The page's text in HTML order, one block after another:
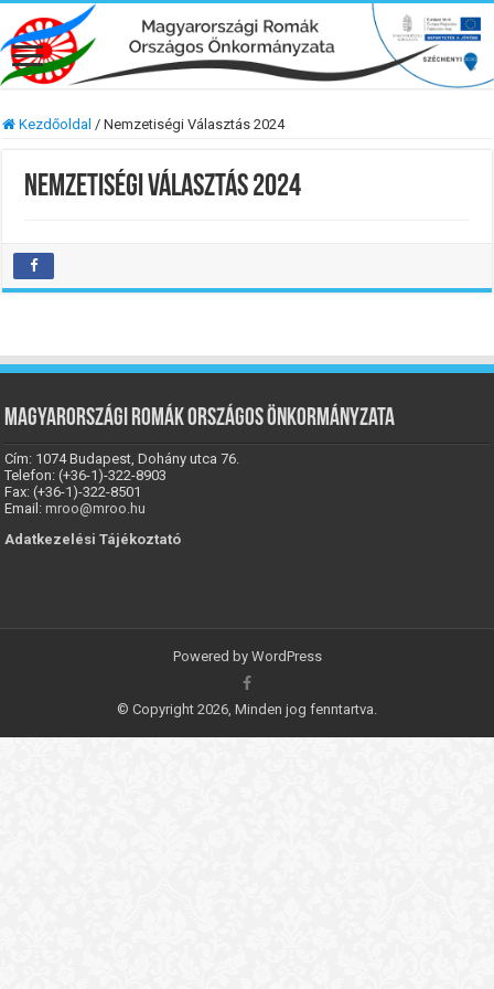
Kezdőoldal / Nemzetiségi Választás 2024
Nemzetiségi Választás 2024
Magyarországi Romák Országos Önkormányzata
Cím: 1074 Budapest, Dohány utca 76.
Telefon: (+36-1)-322-8903
Fax: (+36-1)-322-8501
Email:mroo@mroo.hu
Adatkezelési Tájékoztató
Powered by WordPress
© Copyright 2026, Minden jog fenntartva.